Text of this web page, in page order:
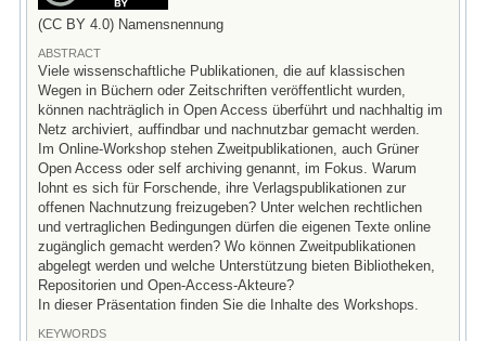
(CC BY 4.0) Namensnennung
ABSTRACT
Viele wissenschaftliche Publikationen, die auf klassischen
Wegen in Büchern oder Zeitschriften veröffentlicht wurden,
können nachträglich in Open Access überführt und nachhaltig im
Netz archiviert, auffindbar und nachnutzbar gemacht werden.
Im Online-Workshop stehen Zweitpublikationen, auch Grüner
Open Access oder self archiving genannt, im Fokus. Warum
lohnt es sich für Forschende, ihre Verlagspublikationen zur
offenen Nachnutzung freizugeben? Unter welchen rechtlichen
und vertraglichen Bedingungen dürfen die eigenen Texte online
zugänglich gemacht werden? Wo können Zweitpublikationen
abgelegt werden und welche Unterstützung bieten Bibliotheken,
Repositorien und Open-Access-Akteure?
In dieser Präsentation finden Sie die Inhalte des Workshops.
KEYWORDS